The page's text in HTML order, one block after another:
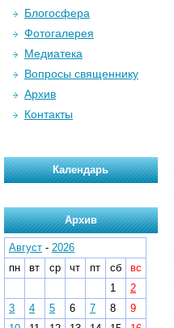
Блогосфера
Фотогалерея
Медиатека
Вопросы священнику
Архив
Контакты
Календарь
Архив
Август - 2026
пн
вт ср чт пт сб
вс
1
2
3
4 5 6 7 8
9